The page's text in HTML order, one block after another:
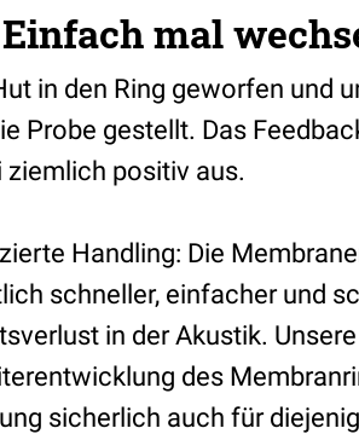
mal
in den Ring geworfen und
Probe gestellt. Das
positiv aus.
Handling: Die
schneller, einfacher und
in der Akustik.
des
sicherlich auch für